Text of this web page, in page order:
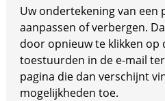
Uw ondertekening van een
aanpassen of verbergen.
door opnieuw te klikken op
toestuurden in de e-mail
pagina die dan verschijnt
mogelijkheden toe.